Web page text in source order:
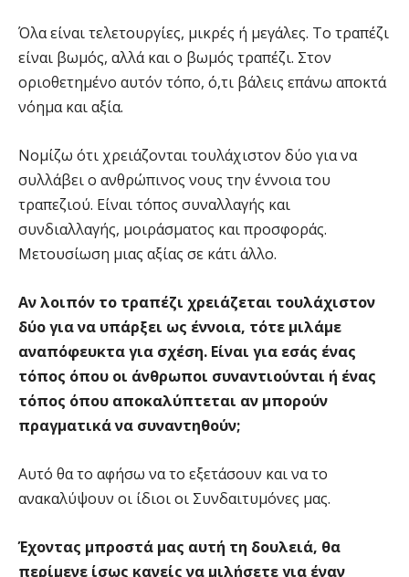
Όλα είναι τελετουργίες, μικρές ή μεγάλες. Το τραπέζι
είναι βωμός, αλλά και ο βωμός τραπέζι. Στον
οριοθετημένο αυτόν τόπο, ό,τι βάλεις επάνω αποκτά
νόημα και αξία.
Νομίζω ότι χρειάζονται τουλάχιστον δύο για να
συλλάβει ο ανθρώπινος νους την έννοια του
τραπεζιού. Είναι τόπος συναλλαγής και
συνδιαλλαγής, μοιράσματος και προσφοράς.
Μετουσίωση μιας αξίας σε κάτι άλλο.
Αν λοιπόν το τραπέζι χρειάζεται τουλάχιστον
δύο για να υπάρξει ως έννοια, τότε μιλάμε
αναπόφευκτα για σχέση. Είναι για εσάς ένας
τόπος όπου οι άνθρωποι συναντιούνται ή ένας
τόπος όπου αποκαλύπτεται αν μπορούν
πραγματικά να συναντηθούν;
Αυτό θα το αφήσω να το εξετάσουν και να το
ανακαλύψουν οι ίδιοι οι Συνδαιτυμόνες μας.
Έχοντας μπροστά μας αυτή τη δουλειά, θα
περίμενε ίσως κανείς να μιλήσετε για έναν